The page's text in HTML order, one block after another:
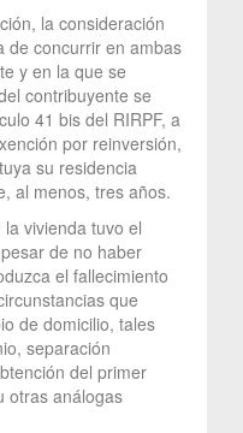
la consideración
de concurrir en ambas
y en la que se
contribuyente se
41 bis del RIRPF, a
por reinversión,
su residencia
al menos, tres años.
vivienda tuvo el
de no haber
el fallecimiento
que
de domicilio, tales
separación
del primer
otras análogas